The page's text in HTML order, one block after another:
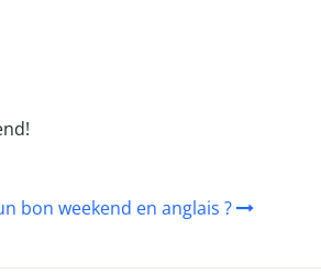
bon weekend en anglais ?